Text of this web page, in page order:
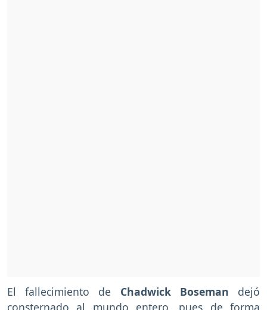
El fallecimiento de Chadwick Boseman dejó